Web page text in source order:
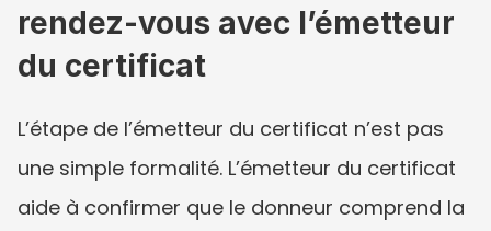
rendez-vous avec l’émetteur
du certificat
L’étape de l’émetteur du certificat n’est pas
une simple formalité. L’émetteur du certificat
aide à confirmer que le donneur comprend la